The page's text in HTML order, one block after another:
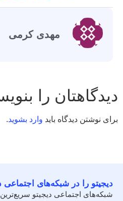
مهدی کرمی
دیدگاهتان را
برای نوشتن دیدگاه باید وارد بشوید.
دیجیتو را در شبکه‌های اجتماعی
شبکه‌های اجتماعی دیجیتو